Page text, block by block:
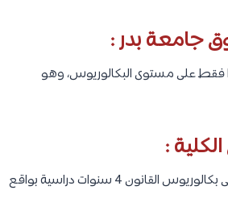
جامعة بدر :
فقط على مستوى البكالوريوس، وهو
:
تستغرق مدة الحصول على بكالوريوس القانون 4 سنوات دراسية بواقع